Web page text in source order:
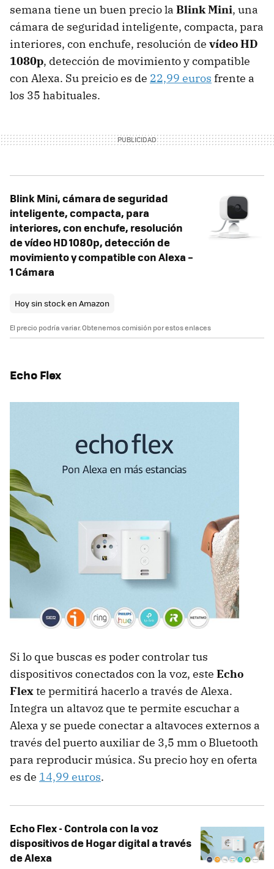
semana tiene un buen precio la Blink Mini, una
cámara de seguridad inteligente, compacta, para
interiores, con enchufe, resolución de vídeo HD
1080p, detección de movimiento y compatible
con Alexa. Su preicio es de 22,99 euros frente a
los 35 habituales.
Blink Mini, cámara de seguridad
inteligente, compacta, para
interiores, con enchufe, resolución
de vídeo HD 1080p, detección de
movimiento y compatible con Alexa –
1 Cámara
Hoy sin stock en Amazon
El precio podría variar. Obtenemos comisión por estos enlaces
Echo Flex
Si lo que buscas es poder controlar tus
dispositivos conectados con la voz, este Echo
Flexte permitirá hacerlo a través de Alexa.
Integra un altavoz que te permite escuchar a
Alexa y se puede conectar a altavoces externos a
través del puerto auxiliar de 3,5 mm o Bluetooth
para reproducir música. Su precio hoy en oferta
es de 14,99 euros.
Echo Flex - Controla con la voz
dispositivos de Hogar digital a través
de Alexa